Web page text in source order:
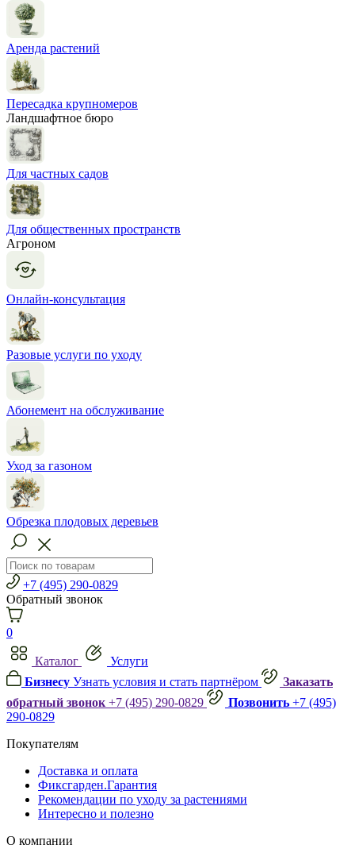
Аренда растений
Пересадка крупномеров
Ландшафтное бюро
Для частных садов
Для общественных пространств
Агроном
Онлайн-консультация
Разовые услуги по уходу
Абонемент на обслуживание
Уход за газоном
Обрезка плодовых деревьев
+7 (495) 290-0829
Обратный звонок
0
Каталог
Услуги
Бизнесу Узнать условия и стать партнёром
Заказать
обратный звонок +7 (495) 290-0829 Позвонить +7 (495)
290-0829
Покупателям
Доставка и оплата
Фиксгарден.Гарантия
Рекомендации по уходу за растениями
Интересно и полезно
О компании